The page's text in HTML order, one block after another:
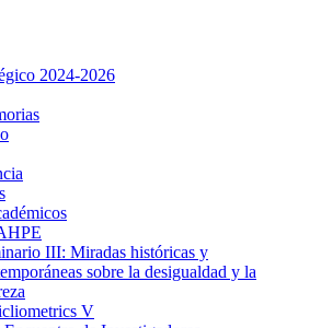
2024-2026
III: Miradas históricas y
sobre la desigualdad y la
V